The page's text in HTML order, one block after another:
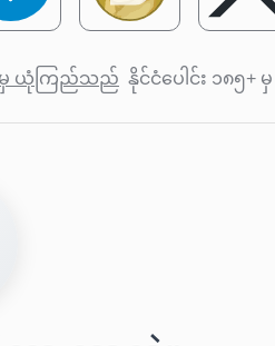
မှ ယုံကြည်သည် နိုင်ငံပေါင်း ၁၈၅+ မှ